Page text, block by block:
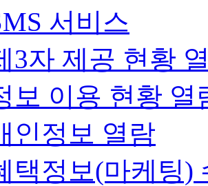
서비스
3자 제공 현황
보 이용 현황 열
인정보 열람
택정보(마케팅)